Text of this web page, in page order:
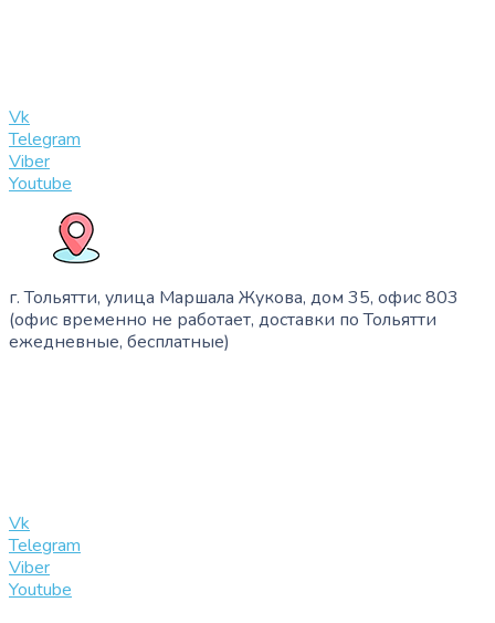
Vk
Telegram
Viber
Youtube
г. Тольятти, улица Маршала Жукова, дом 35, офис 803
(офис временно не работает, доставки по Тольятти
ежедневные, бесплатные)
Vk
Telegram
Viber
Youtube